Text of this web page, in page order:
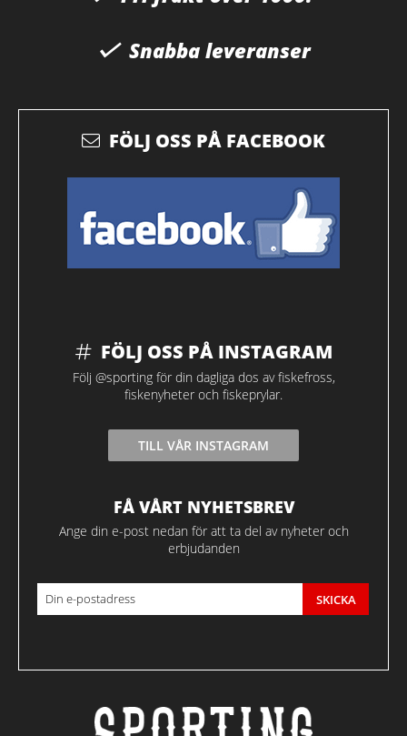
Snabba leveranser
FÖLJ OSS PÅ FACEBOOK
FÖLJ OSS PÅ INSTAGRAM
Följ @sporting för din dagliga dos av fiskefross,
fiskenyheter och fiskeprylar.
TILL VÅR INSTAGRAM
FÅ VÅRT NYHETSBREV
Ange din e-post nedan för att ta del av nyheter och
erbjudanden
SKICKA